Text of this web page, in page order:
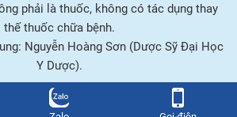
phải là thuốc, không có tác dụng thay
thế thuốc chữa bệnh.
Nguyễn Hoàng Sơn (Dược Sỹ Đại Học
Y Dược).